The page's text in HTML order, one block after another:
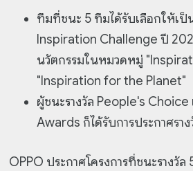
ทีมที่ชนะ 5 ทีมได้รับเลือกให้เป็
Inspiration Challenge ปี
นวัตกรรมในหมวดหมู่
"Inspiration for the Planet"
ผู้ชนะรางวัล People's
Awards ก็ได้รับการประกาศรา
OPPO ประกาศโครงการที่ชนะรางวัล